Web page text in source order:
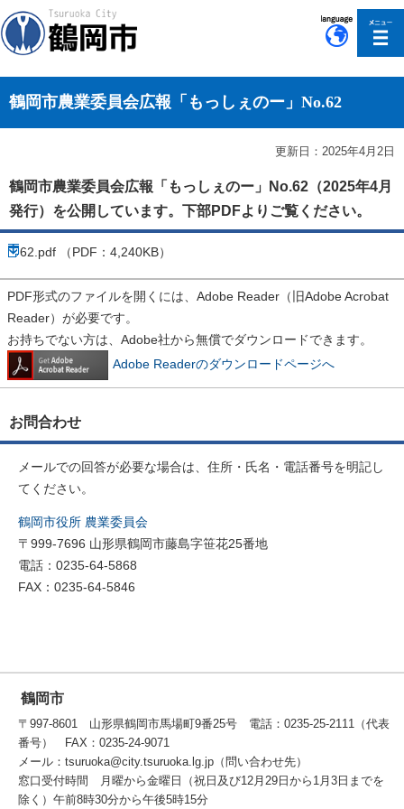
鶴岡市農業委員会広報「もっしぇのー」No.62
更新日：2025年4月2日
鶴岡市農業委員会広報「もっしぇのー」No.62（2025年4月
発行）を公開しています。下部PDFよりご覧ください。
62.pdf （PDF：4,240KB）
PDF形式のファイルを開くには、Adobe Reader（旧Adobe Acrobat
Reader）が必要です。
お持ちでない方は、Adobe社から無償でダウンロードできます。
Adobe Readerのダウンロードページへ
お問合わせ
メールでの回答が必要な場合は、住所・氏名・電話番号を明記し
てください。
鶴岡市役所 農業委員会
〒999-7696 山形県鶴岡市藤島字笹花25番地
電話：0235-64-5868
FAX：0235-64-5846
鶴岡市
〒997-8601 山形県鶴岡市馬場町9番25号 電話：0235-25-2111（代表
番号） FAX：0235-24-9071
メール：tsuruoka@city.tsuruoka.lg.jp（問い合わせ先）
窓口受付時間 月曜から金曜日（祝日及び12月29日から1月3日までを
除く）午前8時30分から午後5時15分